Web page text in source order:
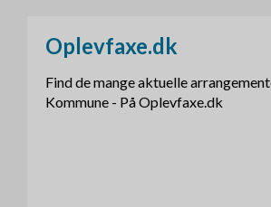
Oplevfaxe.dk
Find de mange aktuelle
Kommune - På Oplevfaxe.dk